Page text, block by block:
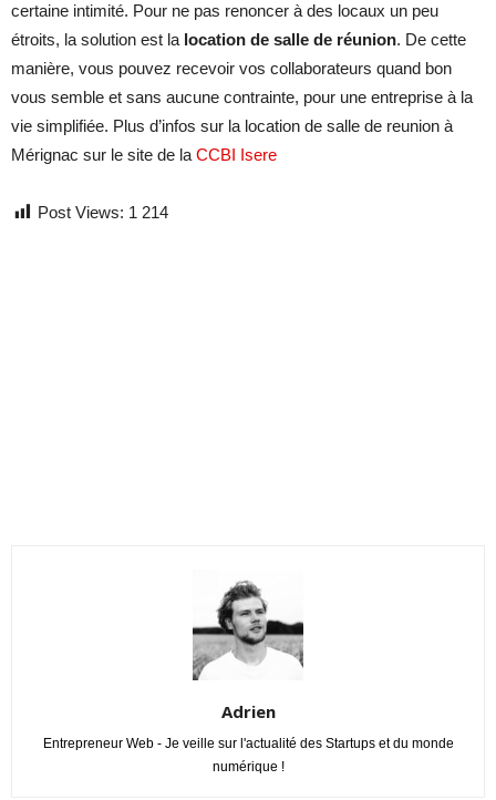
certaine intimité. Pour ne pas renoncer à des locaux un peu
étroits, la solution est la location de salle de réunion. De cette
manière, vous pouvez recevoir vos collaborateurs quand bon
vous semble et sans aucune contrainte, pour une entreprise à la
vie simplifiée. Plus d’infos sur la location de salle de reunion à
Mérignac sur le site de la CCBI Isere
Post Views: 1 214
Adrien
Entrepreneur Web - Je veille sur l'actualité des Startups et du monde
numérique !